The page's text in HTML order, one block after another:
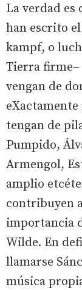
La verdad es
han escrito
kampf, o
Tierra firme–
vengan de
tengan de
Pumpido,
Armengol,
amplio
contribuyen
importancia
Wilde. En
llamarse
música